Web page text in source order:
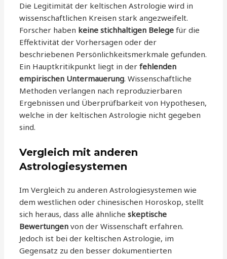
Die Legitimität der keltischen Astrologie wird in
wissenschaftlichen Kreisen stark angezweifelt.
Forscher haben keine stichhaltigen Belege für die
Effektivität der Vorhersagen oder der
beschriebenen Persönlichkeitsmerkmale gefunden.
Ein Hauptkritikpunkt liegt in derfehlenden
empirischen Untermauerung. Wissenschaftliche
Methoden verlangen nach reproduzierbaren
Ergebnissen und Überprüfbarkeit von Hypothesen,
welche in der keltischen Astrologie nicht gegeben
sind.
Vergleich mit anderen
Astrologiesystemen
Im Vergleich zu anderen Astrologiesystemen wie
dem westlichen oder chinesischen Horoskop, stellt
sich heraus, dass alle ähnlicheskeptische
Bewertungen von der Wissenschaft erfahren.
Jedoch ist bei der keltischen Astrologie, im
Gegensatz zu den besser dokumentierten